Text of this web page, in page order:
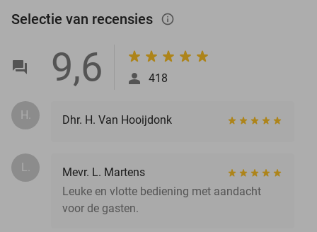
Selectie van recensies info_outlined
9,6 418
H. Dhr. H. Van Hooijdonk
L.
Mevr. L. Martens
Leuke en vlotte bediening met aandacht
voor de gasten.